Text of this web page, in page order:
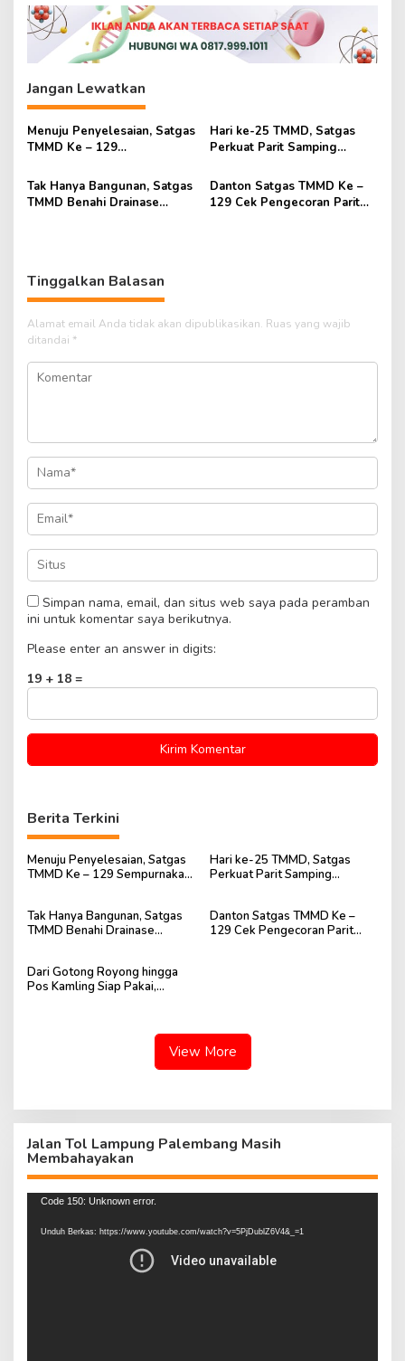
Jangan Lewatkan
Menuju Penyelesaian, Satgas
TMMD Ke – 129
Mushola Baitul Maghfurin
Hari ke-25 TMMD, Satgas
Perkuat Parit Samping
Tak Hanya Bangunan, Satgas
TMMD Benahi Drainase
Danton Satgas TMMD Ke –
129 Cek Pengecoran Parit
Tinggalkan Balasan
Alamat email Anda tidak akan dipublikasikan. Ruas yang wajib
ditandai *
Simpan nama, email, dan situs web saya pada peramban
ini untuk komentar saya berikutnya.
Please enter an answer in digits:
19 + 18 =
Berita Terkini
Menuju Penyelesaian, Satgas
TMMD Ke – 129 Sempurnakan
Hari ke-25 TMMD, Satgas
Perkuat Parit Samping
Tak Hanya Bangunan, Satgas
TMMD Benahi Drainase
Danton Satgas TMMD Ke –
129 Cek Pengecoran Parit
Dari Gotong Royong hingga
Pos Kamling Siap Pakai,
View More
Jalan Tol Lampung Palembang Masih
Membahayakan
Pemutar
Code 150: Unknown error.
Unduh Berkas: https://www.youtube.com/watch?v=5PjDublZ6V4&_=1